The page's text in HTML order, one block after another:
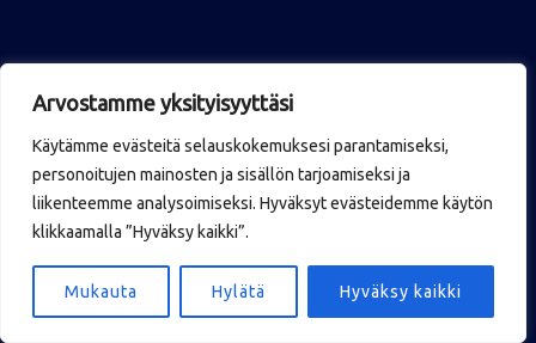
Arvostamme yksityisyyttäsi
Käytämme evästeitä selauskokemuksesi parantamiseksi,
personoitujen mainosten ja sisällön tarjoamiseksi ja
liikenteemme analysoimiseksi. Hyväksyt evästeidemme käytön
klikkaamalla ”Hyväksy kaikki”.
Mukauta Hylätä Hyväksy kaikki